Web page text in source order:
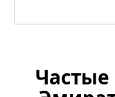
Частые